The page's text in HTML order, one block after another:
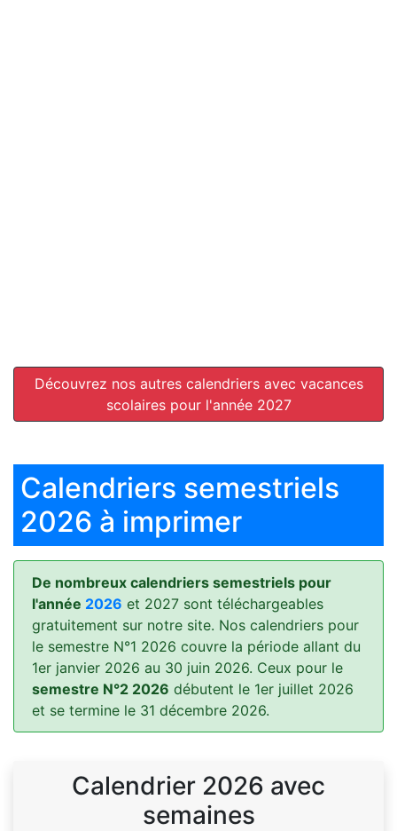
Découvrez nos autres calendriers avec vacances
scolaires pour l'année 2027
Calendriers semestriels
2026 à imprimer
De nombreux calendriers semestriels pour
l'année 2026 et 2027 sont téléchargeables
gratuitement sur notre site. Nos calendriers pour
le semestre N°1 2026 couvre la période allant du
1er janvier 2026 au 30 juin 2026. Ceux pour le
semestre N°2 2026 débutent le 1er juillet 2026
et se termine le 31 décembre 2026.
Calendrier 2026 avec
semaines